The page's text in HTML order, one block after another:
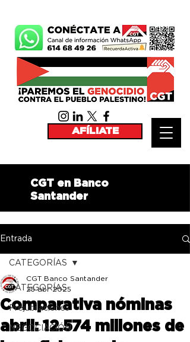
CGT en Banco
Santander
AFÍLIATE
Entrada
CATEGORÍAS
Prejubilaciones
NEGOCIACIÓN
CATEGORÍAS
Comparativa nóminas
abril: 12.574 millones de
CGT Banco Santander
25 abr 2025